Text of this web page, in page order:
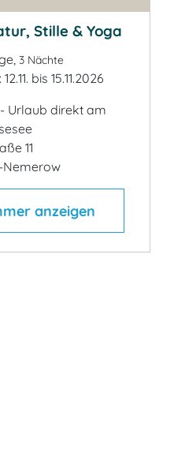
Stille & Yoga
3 Nächte
bis 15.11.2026
Urlaub direkt am
11
Nemerow
anzeigen